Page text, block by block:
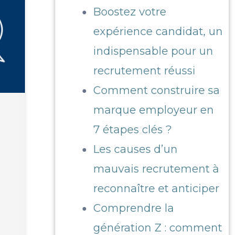
Boostez votre
expérience candidat, un
indispensable pour un
recrutement réussi
Comment construire sa
marque employeur en
7 étapes clés ?
Les causes d’un
mauvais recrutement à
reconnaître et anticiper
Comprendre la
génération Z : comment